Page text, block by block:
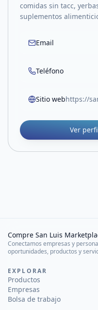
comidas sin tacc,
suplementos
Email
Teléfono
Sitio web
Ver
Compre San Luis
Conectamos empresas y
oportunidades, productos y
EXPLORAR
Productos
Empresas
Bolsa de trabajo